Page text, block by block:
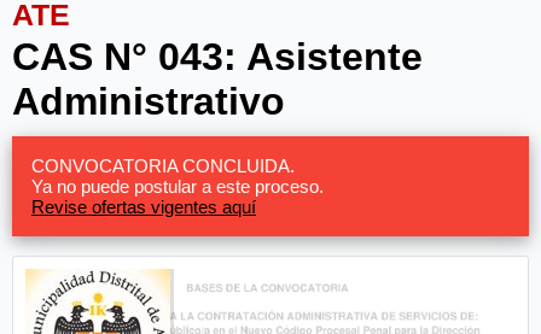
ATE
CAS N° 043: Asistente
Administrativo
CONVOCATORIA CONCLUIDA.
Ya no puede postular a este proceso.
Revise ofertas vigentes aquí